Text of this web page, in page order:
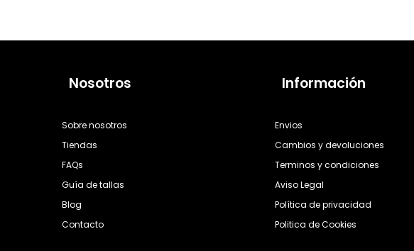
Nosotros
Sobre nosotros
Tiendas
FAQs
Guía de tallas
Blog
Contacto
Información
Envios
Cambios y devoluciones
Terminos y condiciones
Aviso Legal
Política de privacidad
Politica de Cookies